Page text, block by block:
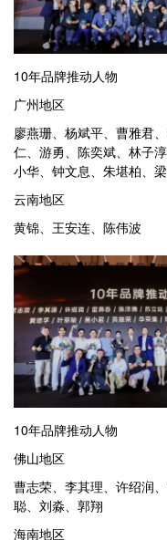
10年品牌推动人物
广州地区
廖燕珊、杨斌平、曹雅君
仁、游勇、陈奕斌、林子
小华、钟文息、朱堪柏、
云南地区
黄锦、王安连、陈伟波
10年品牌推动人物
佛山地区
曹志荣、李其理、许绍润
聪、刘淼、郭翔
海南地区